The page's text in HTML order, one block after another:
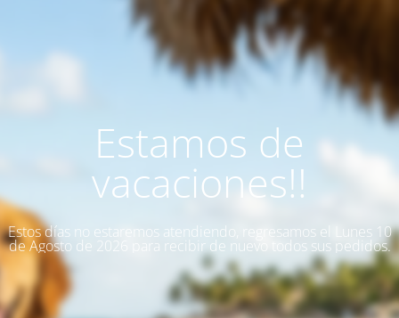
Estamos de
vacaciones!!
Estos días no estaremos atendiendo, regresamos el Lunes 10
de Agosto de 2026 para recibir de nuevo todos sus pedidos.